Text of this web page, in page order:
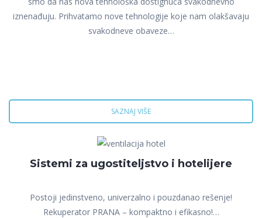
iznenađuju. Prihvatamo nove tehnologije koje nam olakšavaju
svakodneve obaveze…
SAZNAJ VIŠE
Sistemi za ugostiteljstvo i hotelijere
Postoji jedinstveno, univerzalno i pouzdanao rešenje!
Rekuperator PRANA – kompaktno i efikasno!…